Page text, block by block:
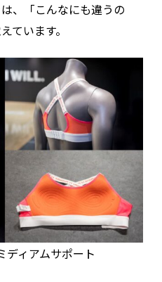
、「こんなにも違うの
ています。
ィアムサポート